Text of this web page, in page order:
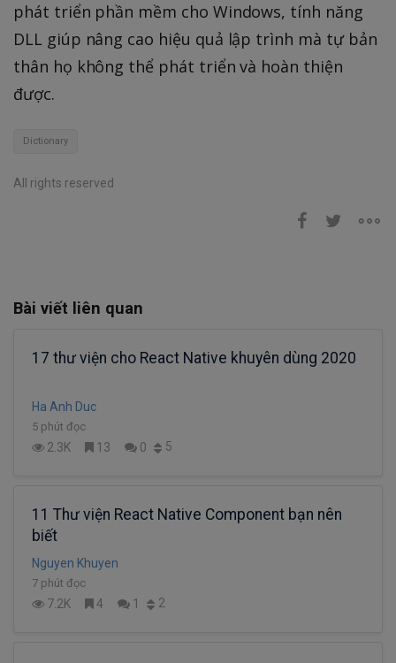
phát triển phần mềm cho Windows, tính năng
DLL giúp nâng cao hiệu quả lập trình mà tự bản
thân họ không thể phát triển và hoàn thiện
được.
Dictionary
All rights reserved
Bài viết liên quan
17 thư viện cho React Native khuyên dùng 2020
Ha Anh Duc
5 phút đọc
2.3K 13 0 5
11 Thư viện React Native Component bạn nên
biết
Nguyen Khuyen
7 phút đọc
7.2K 4 1 2